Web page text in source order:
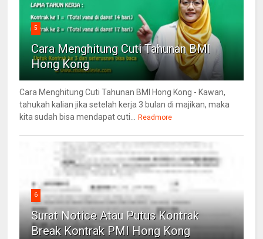
5
Cara Menghitung Cuti Tahunan BMI
Hong Kong
Cara Menghitung Cuti Tahunan BMI Hong Kong - Kawan,
tahukah kalian jika setelah kerja 3 bulan di majikan, maka
kita sudah bisa mendapat cuti... Readmore
6
Surat Notice Atau Putus Kontrak
Break Kontrak PMI Hong Kong